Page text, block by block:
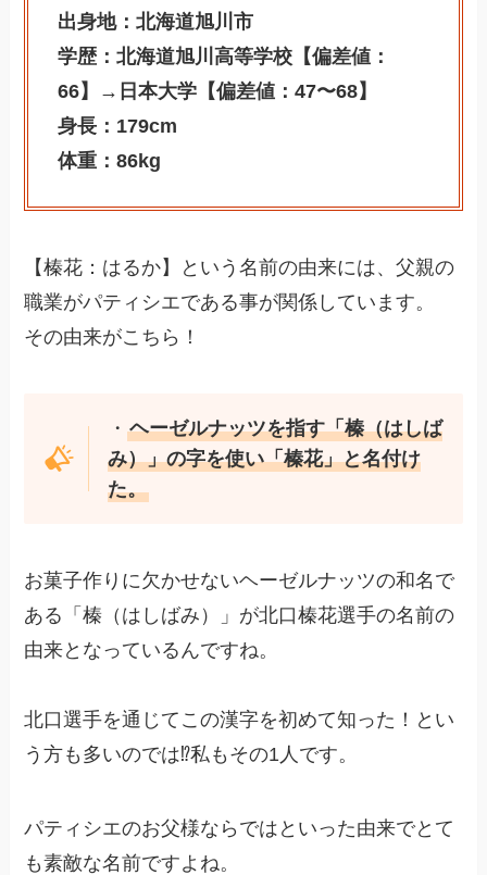
出身地：北海道旭川市
学歴：北海道旭川高等学校【偏差値：
66】→日本大学【偏差値：47〜68】
身長：179cm
体重：86kg
【榛花：はるか】という名前の由来には、父親の
職業がパティシエである事が関係しています。
その由来がこちら！
・ ヘーゼルナッツを指す「榛（はしば
み）」の字を使い「榛花」と名付け
た。
お菓子作りに欠かせないヘーゼルナッツの和名で
ある「榛（はしばみ）」が北口榛花選手の名前の
由来となっているんですね。
北口選手を通じてこの漢字を初めて知った！とい
う方も多いのでは⁉︎私もその1人です。
パティシエのお父様ならではといった由来でとて
も素敵な名前ですよね。